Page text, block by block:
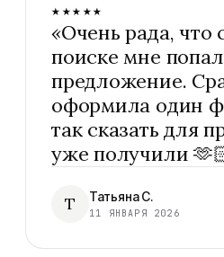
★★★★★
«Очень рада, что
поиске мне
предложение.
оформила один
так сказать для
уже получили
Т Татьяна С.
11 ЯНВАРЯ 2026